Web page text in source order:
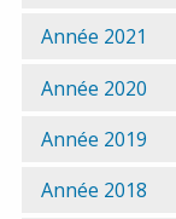
Année 2021
Année 2020
Année 2019
Année 2018